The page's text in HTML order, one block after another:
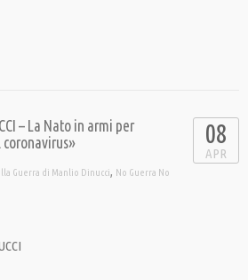
– La Nato in armi per
Guerra di Manlio Dinucci, No Guerra No
08
APR